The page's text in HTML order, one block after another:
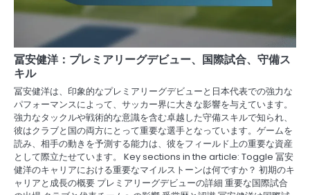
冨安健洋：プレミアリーグデビュー、国際試合、守備ス
キル
冨安健洋は、印象的なプレミアリーグデビューと日本代表での強力な
パフォーマンスによって、サッカー界に大きな影響を与えています。
強力なタックルや戦術的な意識を含む卓越した守備スキルで知られ、
彼はクラブと国の両方にとって重要な選手となっています。ゲームを
読み、相手の動きを予測する能力は、彼をフィールド上の重要な資産
として際立たせています。 Key sections in the article: Toggle 冨安
健洋のキャリアにおける重要なマイルストーンは何ですか？ 初期のキ
ャリアと成長の概要 プレミアリーグデビューの詳細 重要な国際試合